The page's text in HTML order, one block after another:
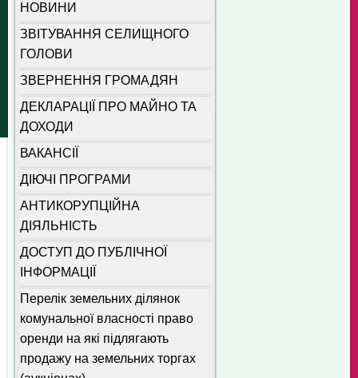
НОВИНИ
ЗВІТУВАННЯ СЕЛИЩНОГО
ГОЛОВИ
ЗВЕРНЕННЯ ГРОМАДЯН
ДЕКЛАРАЦІЇ ПРО МАЙНО ТА
ДОХОДИ
ВАКАНСІЇ
ДІЮЧІ ПРОГРАМИ
АНТИКОРУПЦІЙНА
ДІЯЛЬНІСТЬ
ДОСТУП ДО ПУБЛІЧНОЇ
ІНФОРМАЦІЇ
Перелік земельних ділянок
комунальної власності право
оренди на які підлягають
продажу на земельних торгах